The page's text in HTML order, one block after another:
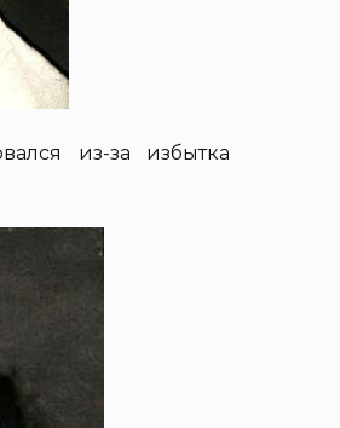
из-за избытка